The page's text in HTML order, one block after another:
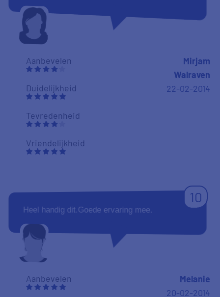
Aanbevelen
Duidelijkheid
Tevredenheid
Vriendelijkheid
Mirjam
Walraven
22-02-2014
10
Heel handig dit.Goede ervaring mee.
Aanbevelen
Melanie
20-02-2014